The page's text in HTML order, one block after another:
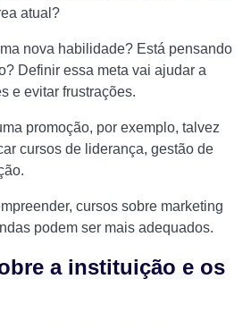
atual?
nova habilidade? Está pensando
Definir essa meta vai ajudar a
e evitar frustrações.
promoção, por exemplo, talvez
cursos de liderança, gestão de
cursos sobre marketing
podem ser mais adequados.
a instituição e os